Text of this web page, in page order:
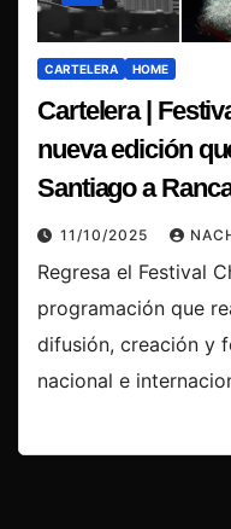
CARTELERA HOME
Cartelera |
nueva edición
Santiago a
11/10/2025
Regresa el Festival
programación que
difusión, creación y
nacional e